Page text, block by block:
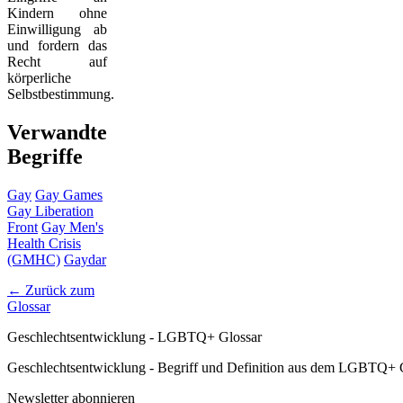
Kindern ohne
Einwilligung ab
und fordern das
Recht auf
körperliche
Selbstbestimmung.
Verwandte
Begriffe
Gay Gay Games
Gay Liberation
Front Gay Men's
Health Crisis
(GMHC) Gaydar
← Zurück zum
Glossar
Geschlechtsentwicklung - LGBTQ+ Glossar
Geschlechtsentwicklung - Begriff und Definition aus dem LGBTQ+
Newsletter abonnieren